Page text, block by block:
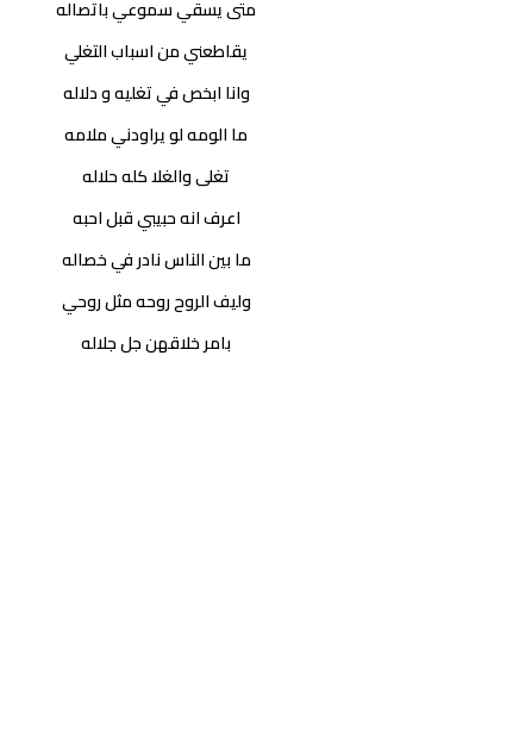
متى يسقي سموعي باتصاله
يقاطعني من اسباب التغلي
وانا ابخص في تغليه و دلاله
ما الومه لو يراودني ملامه
تغلى والغلا كله حلاله
اعرف انه حبيبي قبل احبه
ما بين الناس نادر في خصاله
وليف الروح روحه مثل روحي
بامر خلاقهن جل جلاله